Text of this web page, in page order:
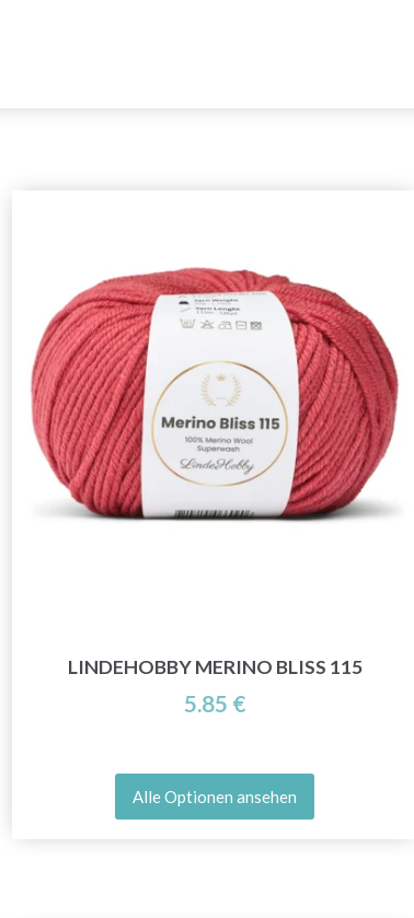
LINDEHOBBY MERINO BLISS 115
5.85 €
Alle Optionen ansehen